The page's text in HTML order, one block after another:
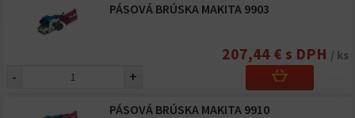
PÁSOVÁ BRÚSKA MAKITA 9903
207,44 € s DPH / ks
- +
PÁSOVÁ BRÚSKA MAKITA 9910